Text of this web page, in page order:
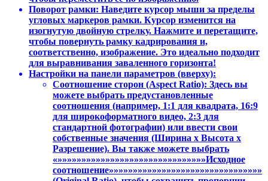
Поворот рамки: Наведите курсор мыши за пределы
угловых маркеров рамки. Курсор изменится на
изогнутую двойную стрелку. Нажмите и перетащите,
чтобы повернуть рамку кадрирования и,
соответственно, изображение. Это идеально подходит
для выравнивания заваленного горизонта!
Настройки на панели параметров (вверху):
Соотношение сторон (Aspect Ratio): Здесь вы
можете выбрать предустановленные
соотношения (например, 1:1 для квадрата, 16:9
для широкоформатного видео, 2:3 для
стандартной фотографии) или ввести свои
собственные значения (Ширина x Высота x
Разрешение). Вы также можете выбрать
«»»»»»»»»»»»»»»»»»»»»»»»»»»»»»»»Исходное
соотношение»»»»»»»»»»»»»»»»»»»»»»»»»»»»»»»»